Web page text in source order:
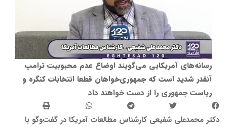
رسانه‌های آمریکایی می‌گویند اوضاع عدم محبوبیت ترامپ
آنقدر شدید است که جمهوری‌خواهان قطعا انتخابات کنگره و
ریاست جمهوری را از دست خواهند داد
دکتر محمدعلی شفیعی کارشناس مطالعات آمریکا در گفت‌وگو با